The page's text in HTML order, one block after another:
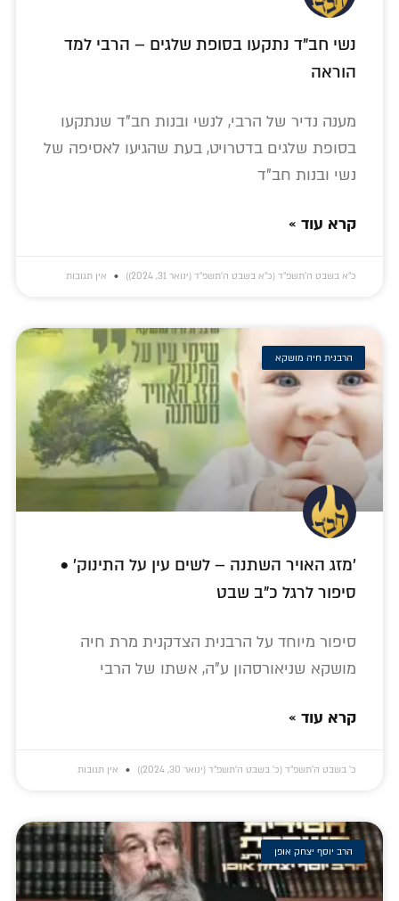
נשי חב"ד נתקעו בסופת שלגים – הרבי למד
הוראה
מענה נדיר של הרבי, לנשי ובנות חב"ד שנתקעו
בסופת שלגים בדטרויט, בעת שהגיעו לאסיפה של
נשי ובנות חב"ד
קרא עוד »
כ״א בשבט ה׳תשפ״ד (כ״א בשבט ה׳תשפ״ד (ינואר 31, 2024)) אין תגובות
הרבנית חיה מושקא
'מזג האויר השתנה – לשים עין על התינוק' •
סיפור לרגל כ"ב שבט
סיפור מיוחד על הרבנית הצדקנית מרת חיה
מושקא שניאורסהון ע"ה, אשתו של הרבי
קרא עוד »
כ׳ בשבט ה׳תשפ״ד (כ׳ בשבט ה׳תשפ״ד (ינואר 30, 2024)) אין תגובות
הרב יוסף יצחק אופן